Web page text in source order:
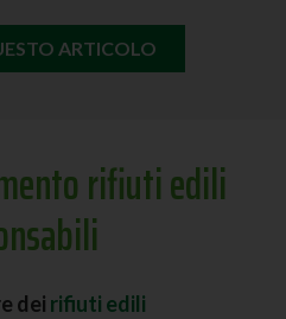
ARTICOLO
rifiuti edili
dei rifiuti edili